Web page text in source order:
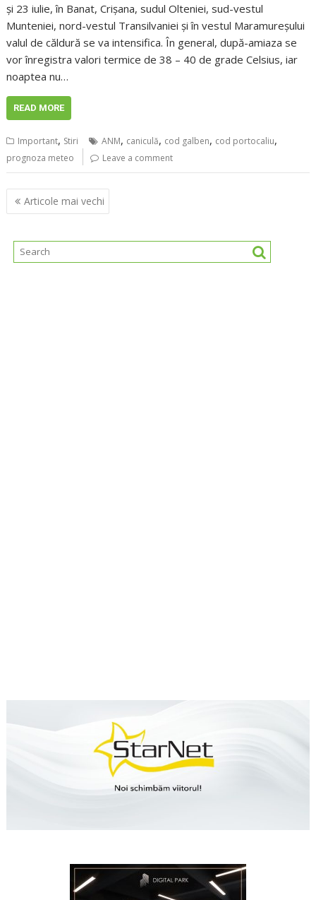
şi 23 iulie, în Banat, Crişana, sudul Olteniei, sud-vestul
Munteniei, nord-vestul Transilvaniei şi în vestul Maramureşului
valul de căldură se va intensifica. În general, după-amiaza se
vor înregistra valori termice de 38 – 40 de grade Celsius, iar
noaptea nu…
READ MORE
Important, Stiri ANM, caniculă, cod galben, cod portocaliu,
prognoza meteo Leave a comment
Navigare
în
Articole mai vechi